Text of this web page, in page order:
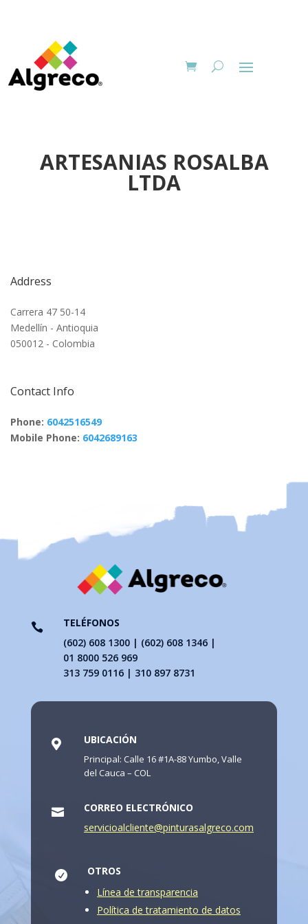
ARTESANIAS ROSALBA
LTDA
Address
Carrera 47 50-14
Medellín - Antioquia
050012 - Colombia
Contact Info
Phone: 6042516549
Mobile Phone: 6042689163

TELÉFONOS
(602) 608 1300 | (602) 608 1346 |
01 8000 526 969
313 759 0116 | 310 897 8731
 UBICACIÓN
Principal: Calle 16 #1A-88 Yumbo, Valle
del Cauca – COL

CORREO ELECTRÓNICO
servicioalcliente@pinturasalgreco.com

OTROS
Línea de transparencia
Política de tratamiento de datos